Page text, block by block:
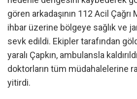
gören arkadaşının 112 Acil Çağrı
ihbar üzerine bölgeye sağlık ve
sevk edildi. Ekipler tarafından
yaralı Çapkın, ambulansla
doktorların tüm müdahalelerine
yitirdi.